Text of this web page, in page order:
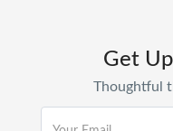
Get
Thoughtful